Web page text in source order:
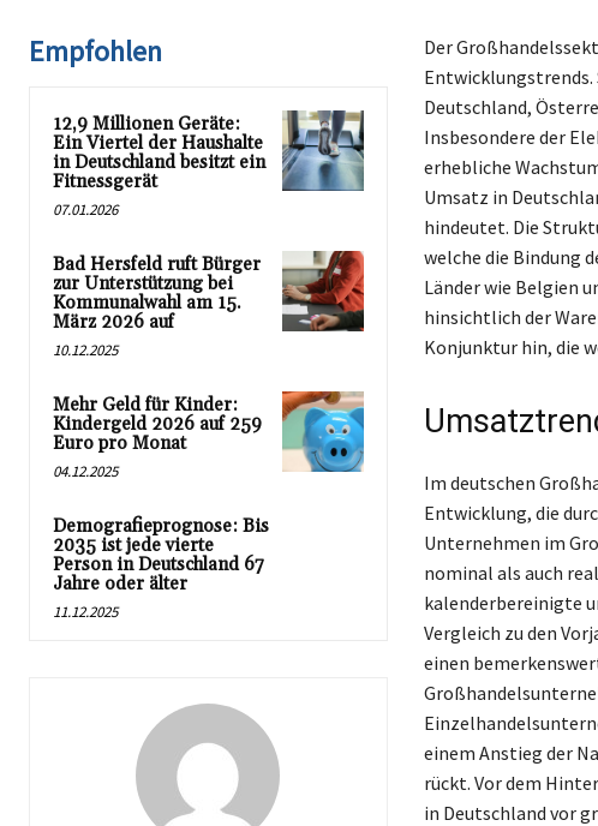
Empfohlen
12,9 Millionen Geräte:
Ein Viertel der Haushalte
in Deutschland besitzt ein
Fitnessgerät
07.01.2026
Bad Hersfeld ruft Bürger
zur Unterstützung bei
Kommunalwahl am 15.
März 2026 auf
10.12.2025
Mehr Geld für Kinder:
Kindergeld 2026 auf 259
Euro pro Monat
04.12.2025
Demografieprognose: Bis
2035 ist jede vierte
Person in Deutschland 67
Jahre oder älter
11.12.2025
Der
Entwicklungstrends.
Deutschland,
Insbesondere der
erhebliche
Umsatz in
hindeutet. Die
welche die Bindung
Länder wie Belgien
hinsichtlich der
Konjunktur hin, die
Im deutschen
Entwicklung, die
Unternehmen im
nominal als auch
kalenderbereinigte
Vergleich zu den
einen
einem Anstieg der
rückt. Vor dem
in Deutschland vor